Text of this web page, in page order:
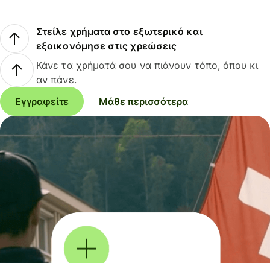
Στείλε χρήματα στο εξωτερικό και
εξοικονόμησε στις χρεώσεις
Κάνε τα χρήματά σου να πιάνουν τόπο, όπου κι
αν πάνε.
Εγγραφείτε
Μάθε περισσότερα